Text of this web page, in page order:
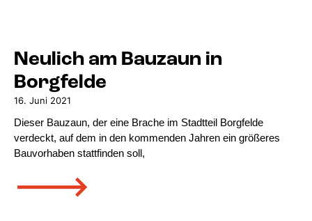
Neulich am Bauzaun in
Borgfelde
16. Juni 2021
Dieser Bauzaun, der eine Brache im Stadtteil Borgfelde
verdeckt, auf dem in den kommenden Jahren ein größeres
Bauvorhaben stattfinden soll,
🡒